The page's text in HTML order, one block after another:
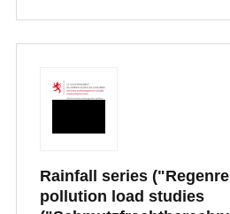
Rainfall series
pollution load studies